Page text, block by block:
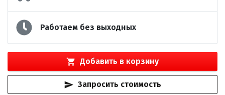
Работаем без выходных
Добавить в корзину
Запросить стоимость